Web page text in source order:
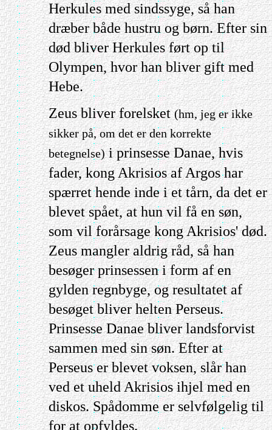
Herkules med sindssyge, så han
dræber både hustru og børn. Efter sin
død bliver Herkules ført op til
Olympen, hvor han bliver gift med
Hebe.
Zeus bliver forelsket(hm, jeg er ikke
sikker på, om det er den korrekte
betegnelse)i prinsesse Danae, hvis
fader, kong Akrisios af Argos har
spærret hende inde i et tårn, da det er
blevet spået, at hun vil få en søn,
som vil forårsage kong Akrisios' død.
Zeus mangler aldrig råd, så han
besøger prinsessen i form af en
gylden regnbyge, og resultatet af
besøget bliver helten Perseus.
Prinsesse Danae bliver landsforvist
sammen med sin søn. Efter at
Perseus er blevet voksen, slår han
ved et uheld Akrisios ihjel med en
diskos. Spådomme er selvfølgelig til
for at opfyldes.